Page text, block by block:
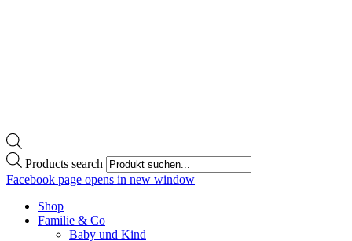
Products search
Facebook page opens in new window
Shop
Familie & Co
Baby und Kind